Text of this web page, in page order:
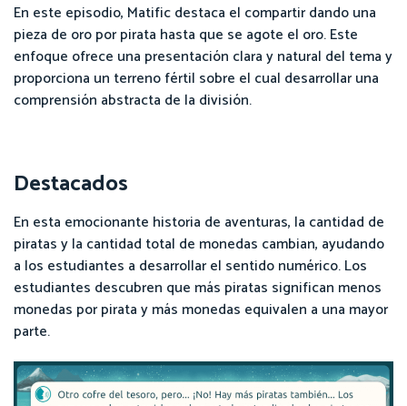
En este episodio, Matific destaca el compartir dando una
pieza de oro por pirata hasta que se agote el oro. Este
enfoque ofrece una presentación clara y natural del tema y
proporciona un terreno fértil sobre el cual desarrollar una
comprensión abstracta de la división.
Destacados
En esta emocionante historia de aventuras, la cantidad de
piratas y la cantidad total de monedas cambian, ayudando
a los estudiantes a desarrollar el sentido numérico. Los
estudiantes descubren que más piratas significan menos
monedas por pirata y más monedas equivalen a una mayor
parte.